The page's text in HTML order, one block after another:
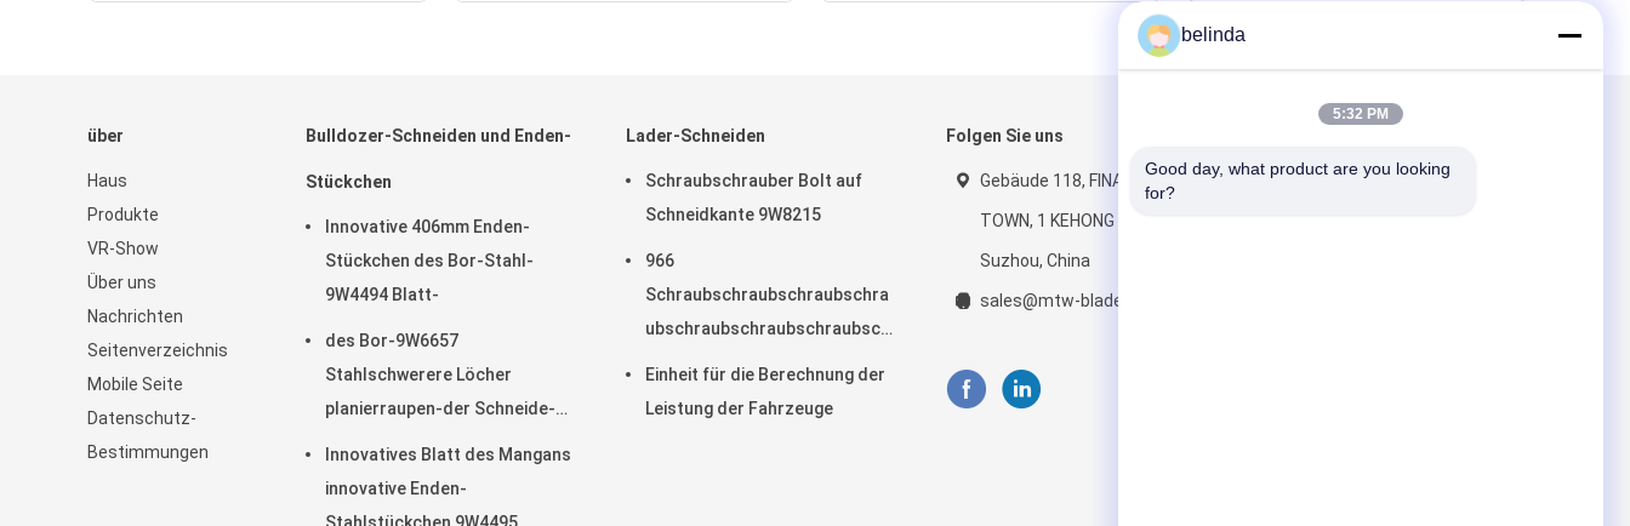
über
Haus
Produkte
VR-Show
Über uns
Nachrichten
Seitenverzeichnis
Mobile Seite
Datenschutz-
Bestimmungen
Bulldozer-Schneiden und Enden-
Stückchen
Innovative 406mm Enden-
Stückchen des Bor-Stahl-
9W4494 Blatt-
des Bor-9W6657
Stahlschwerere Löcher
planierraupen-der Schneide-
Innovatives Blatt des Mangans
innovative Enden-
Lader-Schneiden
Schraubschrauber Bolt auf
Schneidkante 9W8215
966
Schraubschraubschraubschra
ubschraubschraubschraubschr
Einheit für die Berechnung der
Leistung der Fahrzeuge
Folgen Sie uns
Gebäude 118, FINANCE
TOWN, 1 KEHONG RD,
Suzhou, China
sales@mtw-blades.com
belinda
5:32 PM
Good day, what product are you looking
for?